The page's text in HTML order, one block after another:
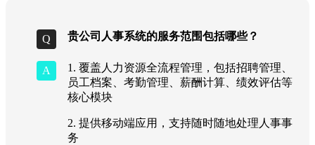
贵公司人事系统的服务范围包括哪些？
1. 覆盖人力资源全流程管理，包括招聘管理、
员工档案、考勤管理、薪酬计算、绩效评估等
核心模块
2. 提供移动端应用，支持随时随地处理人事事
务